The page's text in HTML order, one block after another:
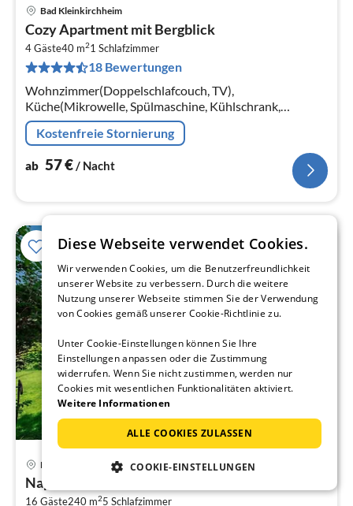
Bad Kleinkirchheim
Cozy Apartment mit Bergblick
4 Gäste40 m21 Schlafzimmer
18 Bewertungen
Wohnzimmer(Doppelschlafcouch, TV),
Küche(Mikrowelle, Spülmaschine, Kühlschrank,
Waschmaschine, Zitruspresse, ),
Schlafzimmer(Doppelbett), Badezimmer(Dusche),
Kostenfreie Stornierung
ab 57€/ Nacht
Rennweg am Katschberg
Napoleonvilla - für kreative Auszeiten
16 Gäste240 m25 Schlafzimmer
Diese Webseite verwendet Cookies.
Wir verwenden Cookies, um die Benutzerfreundlichkeit
unserer Website zu verbessern. Durch die weitere
Nutzung unserer Webseite stimmen Sie der Verwendung
von Cookies gemäß unserer Cookie-Richtlinie zu.
Unter Cookie-Einstellungen können Sie Ihre
Einstellungen anpassen oder die Zustimmung
widerrufen. Wenn Sie nicht zustimmen, werden nur
Cookies mit wesentlichen Funktionalitäten aktiviert.
Weitere Informationen
ALLE COOKIES ZULASSEN
COOKIE-EINSTELLUNGEN